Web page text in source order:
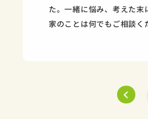
た。一緒に悩み、考えた
家のことは何でもご相談く